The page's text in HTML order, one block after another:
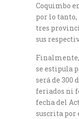
Coquimbo
por lo
tres
sus
se estipula
será de 300
feriados ni
fecha del
suscrita por